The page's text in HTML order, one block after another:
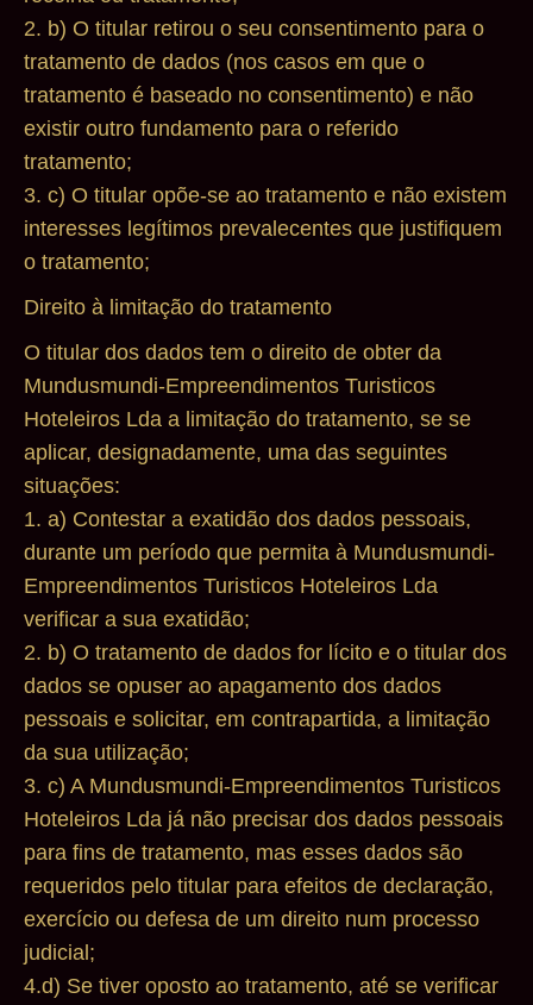
2. b) O titular retirou o seu consentimento para o
tratamento de dados (nos casos em que o
tratamento é baseado no consentimento) e não
existir outro fundamento para o referido
tratamento;
3. c) O titular opõe-se ao tratamento e não existem
interesses legítimos prevalecentes que justifiquem
o tratamento;
Direito à limitação do tratamento
O titular dos dados tem o direito de obter da
Mundusmundi-Empreendimentos Turisticos
Hoteleiros Lda a limitação do tratamento, se se
aplicar, designadamente, uma das seguintes
situações:
1. a) Contestar a exatidão dos dados pessoais,
durante um período que permita à Mundusmundi-
Empreendimentos Turisticos Hoteleiros Lda
verificar a sua exatidão;
2. b) O tratamento de dados for lícito e o titular dos
dados se opuser ao apagamento dos dados
pessoais e solicitar, em contrapartida, a limitação
da sua utilização;
3. c) A Mundusmundi-Empreendimentos Turisticos
Hoteleiros Lda já não precisar dos dados pessoais
para fins de tratamento, mas esses dados são
requeridos pelo titular para efeitos de declaração,
exercício ou defesa de um direito num processo
judicial;
4.d) Se tiver oposto ao tratamento, até se verificar